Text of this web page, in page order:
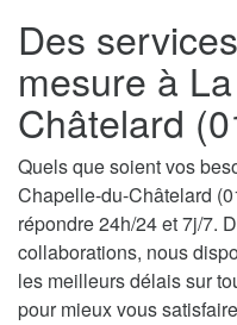
Des
mesure à
Châtelard
Quels que soient vos
Chapelle-du-Châtelard
répondre 24h/24 et 7j/7.
collaborations, nous
les meilleurs délais sur
pour mieux vous